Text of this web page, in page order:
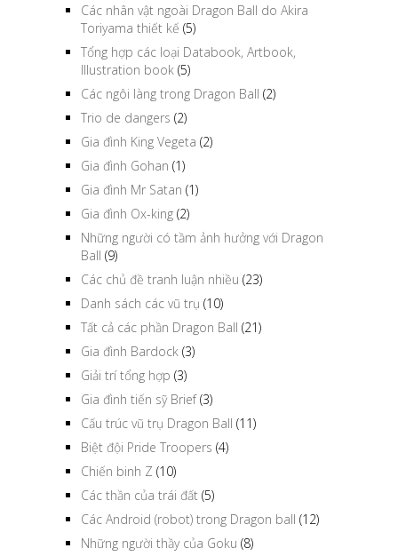
Các nhân vật ngoài Dragon Ball do Akira
Toriyama thiết kế (5)
Tổng hợp các loại Databook, Artbook,
Illustration book (5)
Các ngôi làng trong Dragon Ball (2)
Trio de dangers (2)
Gia đình King Vegeta (2)
Gia đình Gohan (1)
Gia đình Mr Satan (1)
Gia đình Ox-king (2)
Những người có tầm ảnh hưởng với Dragon
Ball (9)
Các chủ đề tranh luận nhiều (23)
Danh sách các vũ trụ (10)
Tất cả các phần Dragon Ball (21)
Gia đình Bardock (3)
Giải trí tổng hợp (3)
Gia đình tiến sỹ Brief(3)
Cấu trúc vũ trụ Dragon Ball (11)
Biệt đội Pride Troopers (4)
Chiến binh Z (10)
Các thần của trái đất (5)
Các Android (robot) trong Dragon ball (12)
Những người thầy của Goku (8)